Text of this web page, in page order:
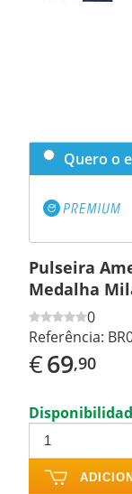
Quero o
Pulseira
Medalha
0
Referência:
€69,90